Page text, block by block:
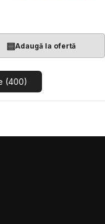
▤Adaugă la ofertă
(400)